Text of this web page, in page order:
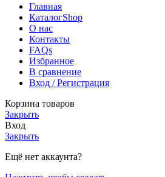
Главная
КаталогShop
О нас
Контакты
FAQs
Избранное
В сравнение
Вход / Регистрация
Корзина товаров
Закрыть
Вход
Закрыть
Ещё нет аккаунта?